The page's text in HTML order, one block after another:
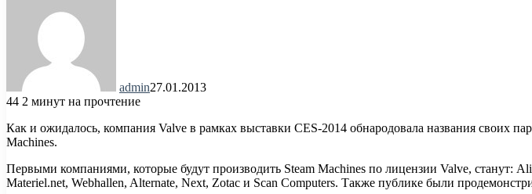
admin27.01.2013
44 2 минут на прочтение
Как и ожидалось, компания Valve в рамках выставки CES-2014 обнародовала названия своих
Machines.
Первыми компаниями, которые будут производить Steam Machines по лицензии Valve, станут:
Materiel.net, Webhallen, Alternate, Next, Zotac и Scan Computers. Также публике были